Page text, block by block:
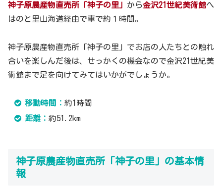
神子原農産物直売所「神子の里」 から金沢21世紀美術館へ
はのと里山海道経由で車で約１時間。
神子原農産物直売所「神子の里」でお店の人たちとの触れ
合いを楽しんだ後は、せっかくの機会なので金沢21世紀美
術館まで足を向けてみてはいかがでしょうか。
移動時間： 約1時間
距離： 約51.2km
神子原農産物直売所「神子の里」の基本情
報